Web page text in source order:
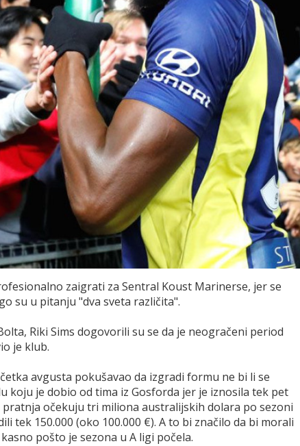
zaigrati za Sentral Koust Marinerse, jer se
su u pitanju "dva sveta različita".
Riki Sims dogovorili su se da je neogračeni period
je klub.
avgusta pokušavao da izgradi formu ne bi li se
je dobio od tima iz Gosforda jer je iznosila tek pet
očekuju tri miliona australijskih dolara po sezoni
tek 150.000 (oko 100.000 €). A to bi značilo da bi morali
pošto je sezona u A ligi počela.